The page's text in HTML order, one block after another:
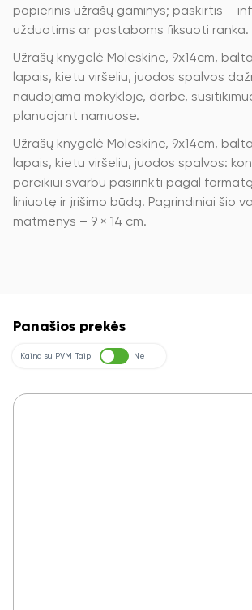
popierinis užrašų gaminys; paskirtis –
užduotims ar pastaboms fiksuoti ranka.
Užrašų knygelė Moleskine, 9x14cm,
lapais, kietu viršeliu, juodos spalvos
naudojama mokykloje, darbe,
planuojant namuose.
Užrašų knygelė Moleskine, 9x14cm,
lapais, kietu viršeliu, juodos spalvos:
poreikiui svarbu pasirinkti pagal
liniuotę ir įrišimo būdą. Pagrindiniai šio
matmenys – 9 × 14 cm.
Panašios prekės
Kaina su PVM Taip Ne